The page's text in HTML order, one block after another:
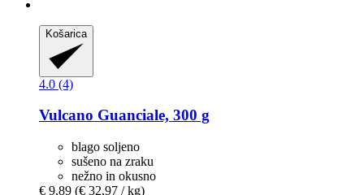
Košarica
4.0 (4)
Vulcano Guanciale, 300 g
blago soljeno
sušeno na zraku
nežno in okusno
€ 9,89 (€ 32,97 / kg)